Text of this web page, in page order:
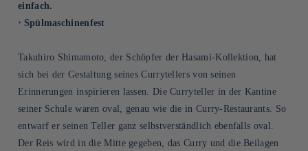
einfach.
⋅ Spülmaschinenfest
Takuhiro Shimamoto, der Schöpfer der Hasami-Kollektion, hat
sich bei der Gestaltung seines Currytellers von seinen
Erinnerungen inspirieren lassen. Die Curryteller in der Kantine
seiner Schule waren oval, genau wie die in Curry-Restaurants. So
entwarf er seinen Teller ganz selbstverständlich ebenfalls oval.
Der Reis wird in die Mitte gegeben, das Curry und die Beilagen